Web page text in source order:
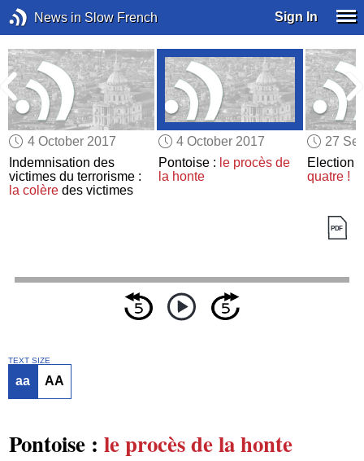
News in Slow French Sign In
4 October 2017
Indemnisation des
victimes du terrorisme :
la colère des victimes
4 October 2017
Pontoise : le procès de
la honte
27
Election
quatre !
TEXT SIZE
aa AA
Pontoise : le procès de la honte